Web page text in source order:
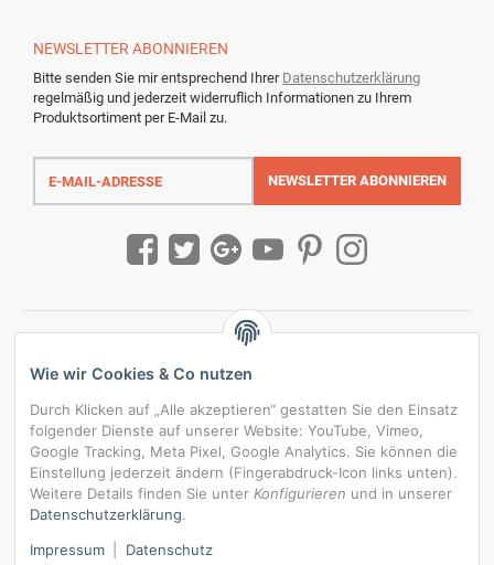
NEWSLETTERABONNIEREN
Bitte senden Sie mir entsprechend Ihrer Datenschutzerklärung
regelmäßig und jederzeit widerruflich Informationen zu Ihrem
Produktsortiment per E-Mail zu.
E-
Mail-
NEWSLETTER ABONNIEREN
Alle Preise inkl. gesetzlicher USt., zzgl.
Datenschutz-Einstellungen
Wie wir Cookies & Co nutzen
Durch Klicken auf „Alle akzeptieren“ gestatten Sie den Einsatz
folgender Dienste auf unserer Website: YouTube, Vimeo,
Google Tracking, Meta Pixel, Google Analytics. Sie können die
Einstellung jederzeit ändern (Fingerabdruck-Icon links unten).
Weitere Details finden Sie unter Konfigurieren und in unserer
Datenschutzerklärung.
Impressum
Datenschutz